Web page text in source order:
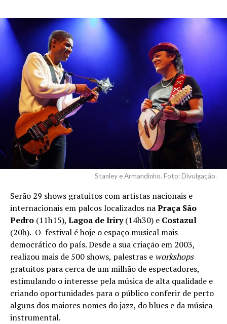
Stanley e Armandinho. Foto: Divulgação.
Serão 29 shows gratuitos com artistas nacionais e
internacionais em palcos localizados naPraça São
Pedro (11h15), Lagoa de Iriry(14h30) e Costazul
(20h). O festival é hoje o espaço musical mais
democrático do país. Desde a sua criação em 2003,
realizou mais de 500 shows, palestras e workshops
gratuitos para cerca de um milhão de espectadores,
estimulando o interesse pela música de alta qualidade e
criando oportunidades para o público conferir de perto
alguns dos maiores nomes do jazz, do blues e da música
instrumental.